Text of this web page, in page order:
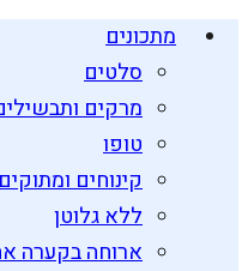
מתכונים
סלטים
מרקים
טופו
קינוחים
ללא גלוטן
ארוחה בקערה